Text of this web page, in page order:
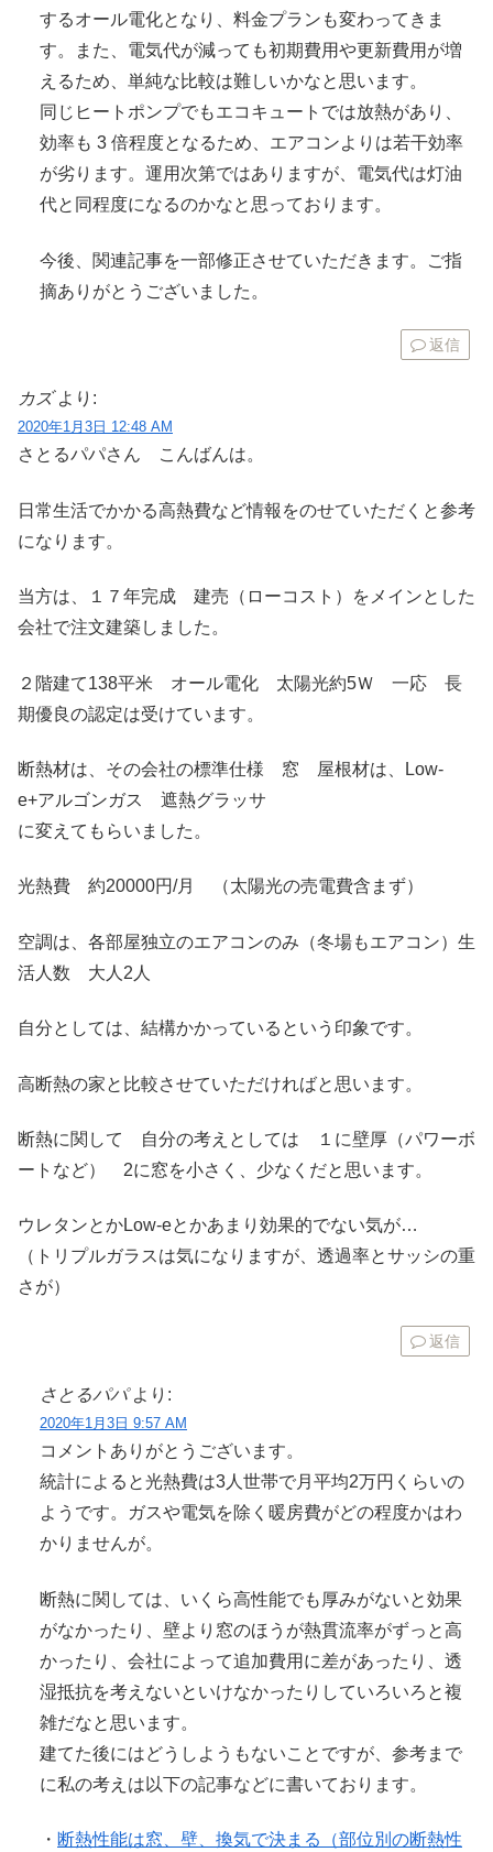
するオール電化となり、料金プランも変わってきま
す。また、電気代が減っても初期費用や更新費用が増
えるため、単純な比較は難しいかなと思います。
同じヒートポンプでもエコキュートでは放熱があり、
効率も 3 倍程度となるため、エアコンよりは若干効率
が劣ります。運用次第ではありますが、電気代は灯油
代と同程度になるのかなと思っております。
今後、関連記事を一部修正させていただきます。ご指
摘ありがとうございました。
返信
カズ より:
2020年1月3日 12:48 AM
さとるパパさん こんばんは。
日常生活でかかる高熱費など情報をのせていただくと参考
になります。
当方は、１７年完成 建売（ローコスト）をメインとした
会社で注文建築しました。
２階建て138平米 オール電化 太陽光約5Ｗ 一応 長
期優良の認定は受けています。
断熱材は、その会社の標準仕様 窓 屋根材は、Low-
e+アルゴンガス 遮熱グラッサ
に変えてもらいました。
光熱費 約20000円/月 （太陽光の売電費含まず）
空調は、各部屋独立のエアコンのみ（冬場もエアコン）生
活人数 大人2人
自分としては、結構かかっているという印象です。
高断熱の家と比較させていただければと思います。
断熱に関して 自分の考えとしては １に壁厚（パワーボ
ートなど） 2に窓を小さく、少なくだと思います。
ウレタンとかLow-eとかあまり効果的でない気が…
（トリプルガラスは気になりますが、透過率とサッシの重
さが）
返信
さとるパパ より:
2020年1月3日 9:57 AM
コメントありがとうございます。
統計によると光熱費は3人世帯で月平均2万円くらいの
ようです。ガスや電気を除く暖房費がどの程度かはわ
かりませんが。
断熱に関しては、いくら高性能でも厚みがないと効果
がなかったり、壁より窓のほうが熱貫流率がずっと高
かったり、会社によって追加費用に差があったり、透
湿抵抗を考えないといけなかったりしていろいろと複
雑だなと思います。
建てた後にはどうしようもないことですが、参考まで
に私の考えは以下の記事などに書いております。
・ 断熱性能は窓、壁、換気で決まる（部位別の断熱性